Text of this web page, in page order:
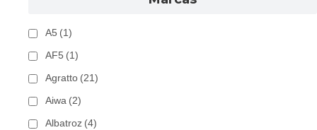
A5 (1)
AF5 (1)
Agratto (21)
Aiwa (2)
Albatroz (4)